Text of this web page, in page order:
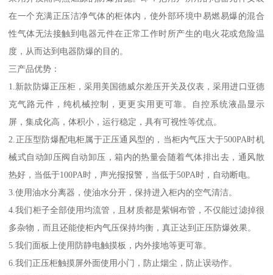
在一个充满正压洁净气体的柜体内，使外部环境中易燃易爆的混合
性气体无法接触到电器元件在正常工作时所产生的电火花或危险温
度，从而达到电器防爆的目的。
三产品优势：
1.新款防爆正压柜，采用美国德威尔差压开关及仪表，采用进口亚德
克气路元件，纯机械控制，更更实用更可靠。自控系统液晶显示
屏，集成化高，体积小，运行稳定，具有可视性等优点。
2.正压型防爆配电柜属于正压通风型的，当柜内气压大于500PA时机
械式自动卸压阀自动卸压，箱内的热量会随着气体排出去，通风散
热好，当低于100PA时，声光报报警，当低于50PA时，自动断电。
3.使用油水分离器，使油水分开，保持进入柜内的空气清洁。
4.我们柜子全部使用均流管，且材质都是紫铜布管，不仅能过滤掉很
多杂物，而且还能使柜内气压保持均衡，真正达到正压防爆效果。
5.我们面板上使用防静电触摸板，内外接地等更可靠。
6.我们正压柜触摸屏外面使用小门，防止烟尘，防止误动作。